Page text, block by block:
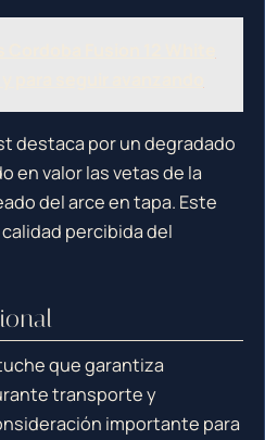
destaca por un degradado
en valor las vetas de la
del arce en tapa. Este
percibida del
que garantiza
transporte y
importante para